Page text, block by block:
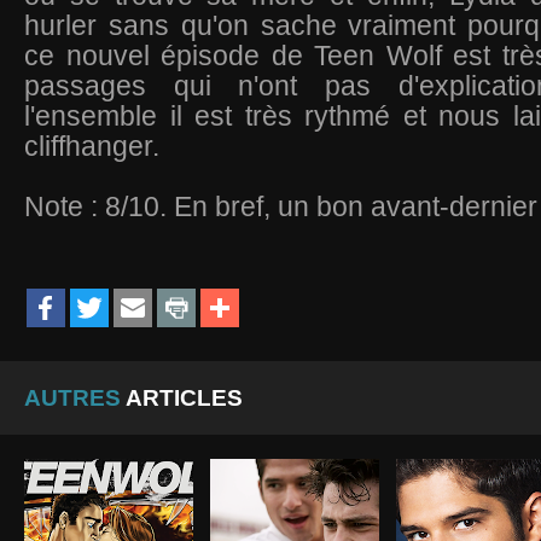
hurler sans qu'on sache vraiment
ce nouvel épisode de Teen Wolf est
passages qui n'ont pas
l'ensemble il est très rythmé et nous
cliffhanger.
Note : 8/10. En bref, un bon avant-
AUTRES ARTICLES